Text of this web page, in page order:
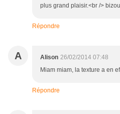
plus grand plaisir.<br /> bizou
Répondre
A Alison 26/02/2014 07:48
Miam miam, la texture a en
Répondre